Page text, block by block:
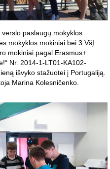
paslaugų mokyklos
mokyklos mokiniai bei 3 VšĮ
mokiniai pagal Erasmus+
Nr. 2014-1-LT01-KA102-
išvyko stažuotei į Portugaliją.
Marina Kolesničenko.